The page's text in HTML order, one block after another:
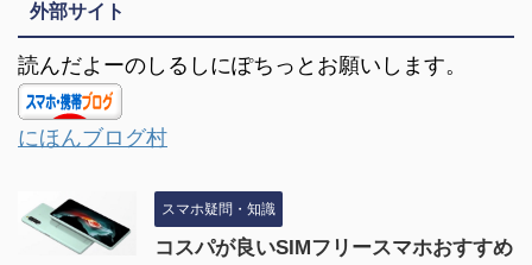
外部サイト
読んだよーのしるしにぽちっとお願いします。
にほんブログ村
スマホ疑問・知識
コスパが良いSIMフリースマホおすすめ